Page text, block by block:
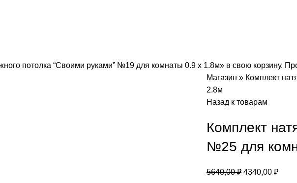
потолка “Своими руками” №19 для комнаты 0.9 х 1.8м» в свою корзину.
Магазин » Комплект
2.8м
Назад к товарам
Комплект
№25 для
5640,00₽ 4340,00 ₽